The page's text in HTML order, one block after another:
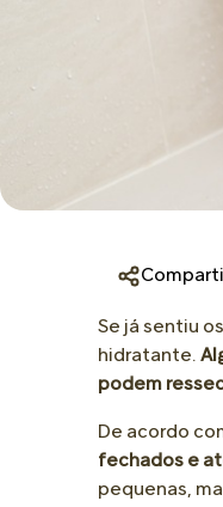
Dor no
Perna e
Pele
Se já sentiu os
hidratante.
podem
De acordo
fechados e
pequenas,